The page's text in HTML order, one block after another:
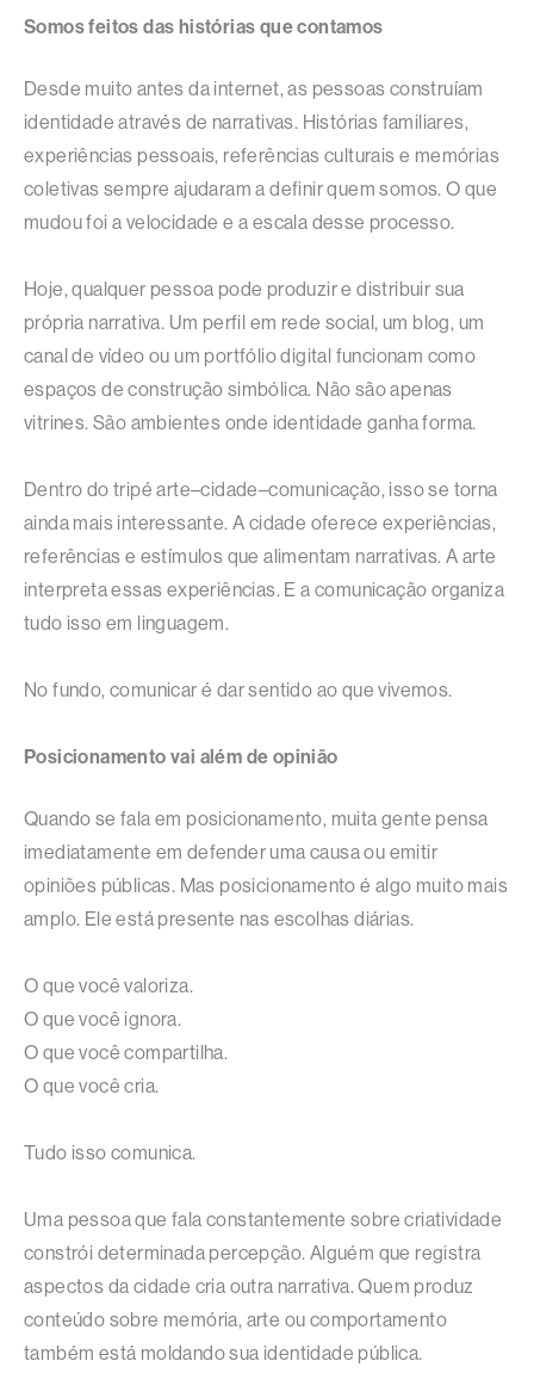
Somos feitos das histórias que contamos
Desde muito antes da internet, as pessoas construíam
identidade através de narrativas. Histórias familiares,
experiências pessoais, referências culturais e memórias
coletivas sempre ajudaram a definir quem somos. O que
mudou foi a velocidade e a escala desse processo.
Hoje, qualquer pessoa pode produzir e distribuir sua
própria narrativa. Um perfil em rede social, um blog, um
canal de vídeo ou um portfólio digital funcionam como
espaços de construção simbólica. Não são apenas
vitrines. São ambientes onde identidade ganha forma.
Dentro do tripé arte–cidade–comunicação, isso se torna
ainda mais interessante. A cidade oferece experiências,
referências e estímulos que alimentam narrativas. A arte
interpreta essas experiências. E a comunicação organiza
tudo isso em linguagem.
No fundo, comunicar é dar sentido ao que vivemos.
Posicionamento vai além de opinião
Quando se fala em posicionamento, muita gente pensa
imediatamente em defender uma causa ou emitir
opiniões públicas. Mas posicionamento é algo muito mais
amplo. Ele está presente nas escolhas diárias.
O que você valoriza.
O que você ignora.
O que você compartilha.
O que você cria.
Tudo isso comunica.
Uma pessoa que fala constantemente sobre criatividade
constrói determinada percepção. Alguém que registra
aspectos da cidade cria outra narrativa. Quem produz
conteúdo sobre memória, arte ou comportamento
também está moldando sua identidade pública.